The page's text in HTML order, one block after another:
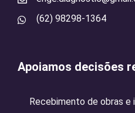
(62) 98298-1364
Apoiamos decisões
Recebimento de obras e